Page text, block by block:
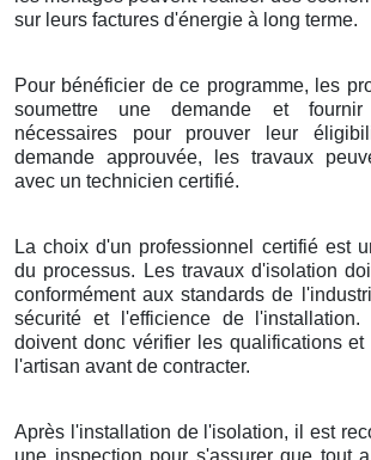
sur leurs factures d'énergie à long terme.
Pour bénéficier de ce programme, les
soumettre une demande et
nécessaires pour prouver leur
demande approuvée, les travaux
avec un technicien certifié.
La choix d'un professionnel certifié est
du processus. Les travaux d'isolation
conformément aux standards de
sécurité et l'efficience de l'installation.
doivent donc vérifier les qualifications
l'artisan avant de contracter.
Après l'installation de l'isolation, il est
une inspection pour s'assurer que tout